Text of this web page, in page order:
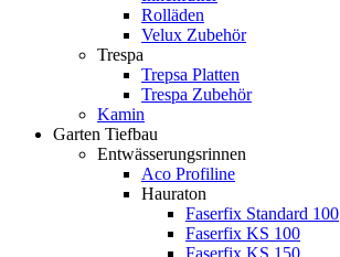
Rolläden
Velux Zubehör
Trespa
Trepsa Platten
Trespa Zubehör
Kamin
Garten Tiefbau
Entwässerungsrinnen
Aco Profiline
Hauraton
Faserfix Standard 100
Faserfix KS 100
Faserfix KS 150